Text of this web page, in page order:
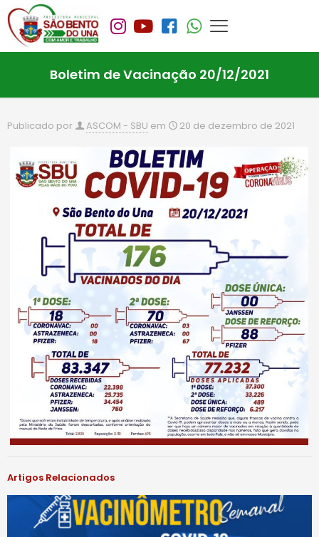
Boletim de Vacinação 20/12/2021
Publicado por ASCOM - SBU em 20 de dezembro de 2021
Artigos Relacionados